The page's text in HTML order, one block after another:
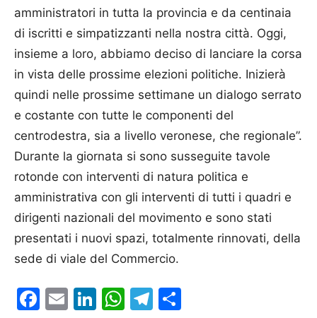
amministratori in tutta la provincia e da centinaia
di iscritti e simpatizzanti nella nostra città. Oggi,
insieme a loro, abbiamo deciso di lanciare la corsa
in vista delle prossime elezioni politiche. Inizierà
quindi nelle prossime settimane un dialogo serrato
e costante con tutte le componenti del
centrodestra, sia a livello veronese, che regionale”.
Durante la giornata si sono susseguite tavole
rotonde con interventi di natura politica e
amministrativa con gli interventi di tutti i quadri e
dirigenti nazionali del movimento e sono stati
presentati i nuovi spazi, totalmente rinnovati, della
sede di viale del Commercio.
Facebook
EmailLinkedIn
WhatsApp
Telegram